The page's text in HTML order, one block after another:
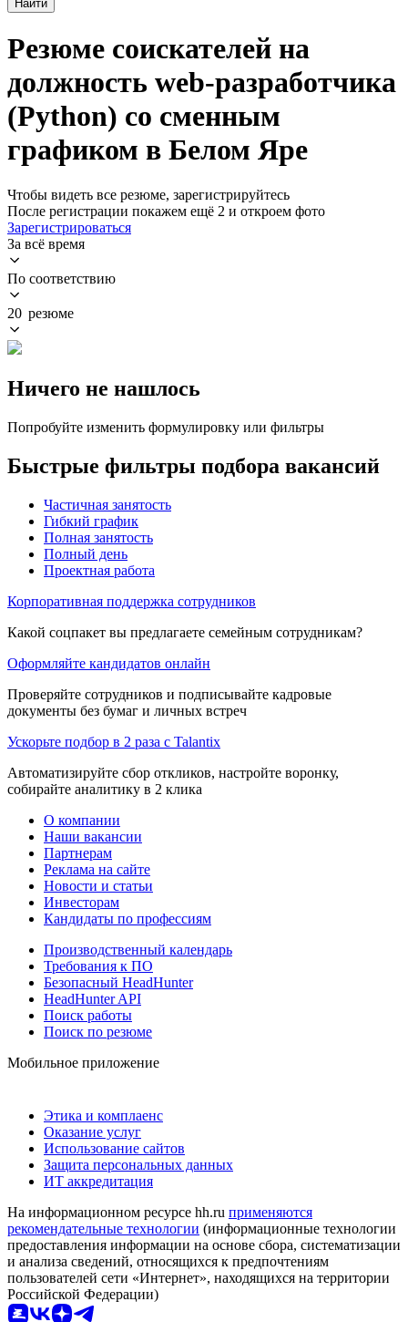
Найти
Резюме соискателей на
должность web-разработчика
(Python) со сменным
графиком в Белом Яре
Чтобы видеть все резюме, зарегистрируйтесь
После регистрации покажем ещё 2 и откроем фото
Зарегистрироваться
За всё время
По соответствию
20 резюме
Ничего не нашлось
Попробуйте изменить формулировку или фильтры
Быстрые фильтры подбора вакансий
Частичная занятость
Гибкий график
Полная занятость
Полный день
Проектная работа
Корпоративная поддержка сотрудников
Какой соцпакет вы предлагаете семейным сотрудникам?
Оформляйте кандидатов онлайн
Проверяйте сотрудников и подписывайте кадровые
документы без бумаг и личных встреч
Ускорьте подбор в 2 раза с Talantix
Автоматизируйте сбор откликов, настройте воронку,
собирайте аналитику в 2 клика
О компании
Наши вакансии
Партнерам
Реклама на сайте
Новости и статьи
Инвесторам
Кандидаты по профессиям
Производственный календарь
Требования к ПО
Безопасный HeadHunter
HeadHunter API
Поиск работы
Поиск по резюме
Мобильное приложение
Этика и комплаенс
Оказание услуг
Использование сайтов
Защита персональных данных
ИТ аккредитация
На информационном ресурсе hh.ru применяются
рекомендательные технологии (информационные технологии
предоставления информации на основе сбора, систематизации
и анализа сведений, относящихся к предпочтениям
пользователей сети «Интернет», находящихся на территории
Российской Федерации)